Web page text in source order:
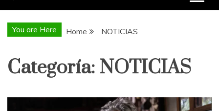
You are Here Home NOTICIAS
Categoría: NOTICIAS